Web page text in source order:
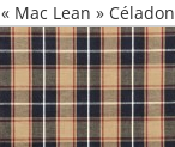
« Mac Lean » Céladon